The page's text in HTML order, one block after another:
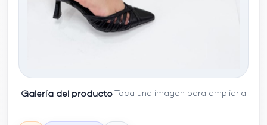
Galería del producto Toca una imagen para ampliarla